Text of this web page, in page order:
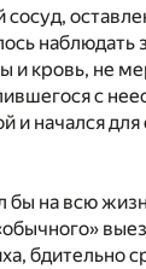
сосуд,
и кровь, не
с
и начался
бы на всю
бдительно